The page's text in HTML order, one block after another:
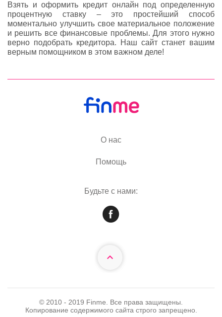
Взять и оформить кредит онлайн под определенную
процентную ставку – это простейший способ
моментально улучшить свое материальное положение
и решить все финансовые проблемы. Для этого нужно
верно подобрать кредитора. Наш сайт станет вашим
верным помощником в этом важном деле!
О нас
Помощь
Будьте с нами:
© 2010 - 2019 Finme. Все права защищены.
Копирование содержимого сайта строго запрещено.